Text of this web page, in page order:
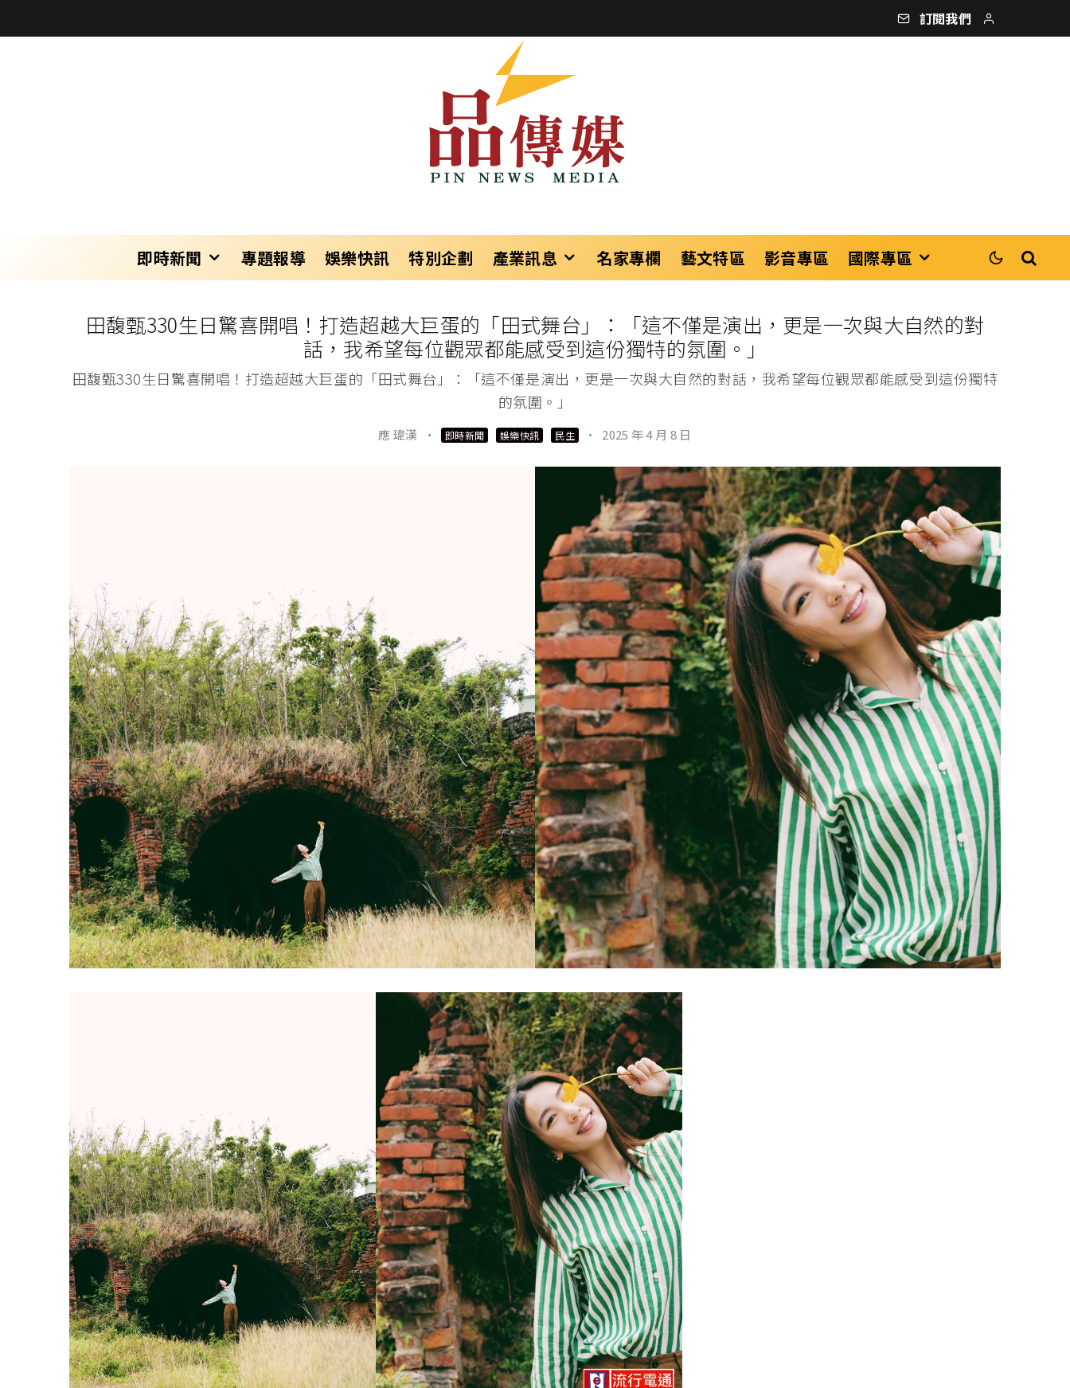
訂閱我們
即時新聞 專題報導 娛樂快訊 特別企劃 產業訊息 名家專欄 藝文特區 影音專區 國際專區
田馥甄330生日驚喜開唱！打造超越大巨蛋的「田式舞台」：「這不僅是演出，更是一次與大自然的對
話，我希望每位觀眾都能感受到這份獨特的氛圍。」
田馥甄330生日驚喜開唱！打造超越大巨蛋的「田式舞台」：「這不僅是演出，更是一次與大自然的對話，我希望每位觀眾都能感受到這份獨特
的氛圍。」
應 瑋漢 · 即時新聞 娛樂快訊 民生 · 2025 年 4 月 8 日